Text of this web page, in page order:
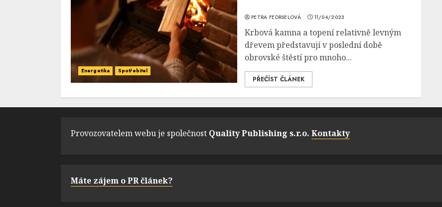
Energetika Spotřebitel
PETRA FEDRSELOVÁ 11/04/2023
Krbová kamna a topení relativně levným
dřevem představují v poslední době
obrovské štěstí pro mnoho...
PŘEČÍST ČLÁNEK
Provozovatelem webu je společnost Quality Publishing s.r.o. Kontakty
Máte zájem o PR článek?